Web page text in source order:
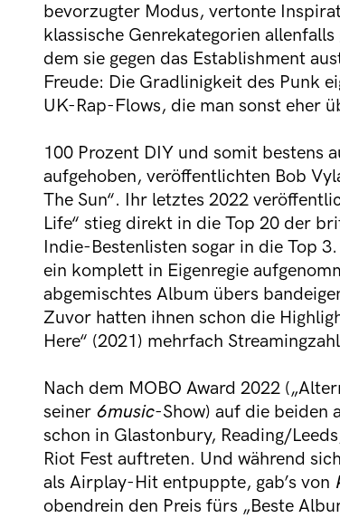
bevorzugter Modus, vertonte
klassische Genrekategorien
dem sie gegen das Establishment
Freude: Die Gradlinigkeit des Punk
UK-Rap-Flows, die man sonst eher
100 Prozent DIY und somit bestens
aufgehoben, veröffentlichten Bob
The Sun“. Ihr letztes 2022
Life“ stieg direkt in die Top 20 der
Indie-Bestenlisten sogar in die Top
ein komplett in Eigenregie
abgemischtes Album übers
Zuvor hatten ihnen schon die
Here“ (2021) mehrfach
Nach dem MOBO Award 2022
seiner 6music-Show) auf die beiden
schon in Glastonbury, Reading/
Riot Fest auftreten. Und während
als Airplay-Hit entpuppte, gab’s von
obendrein den Preis fürs „Beste